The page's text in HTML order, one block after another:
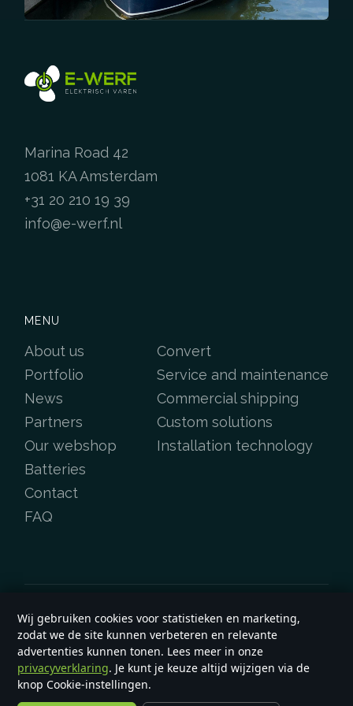
Marina Road 42
1081 KA Amsterdam
+31 20 210 19 39
info@e-werf.nl
MENU
About us
Portfolio
News
Partners
Our webshop
Convert
Service and maintenance
Commercial shipping
Custom solutions
Installation technology
Batteries
Contact
FAQ
Copyright &copy 2026e-yard.co.uk
General terms and conditions
Wij gebruiken cookies voor statistieken en marketing,
zodat we de site kunnen verbeteren en relevante
advertenties kunnen tonen. Lees meer in onze
privacyverklaring. Je kunt je keuze altijd wijzigen via de
knop Cookie-instellingen.